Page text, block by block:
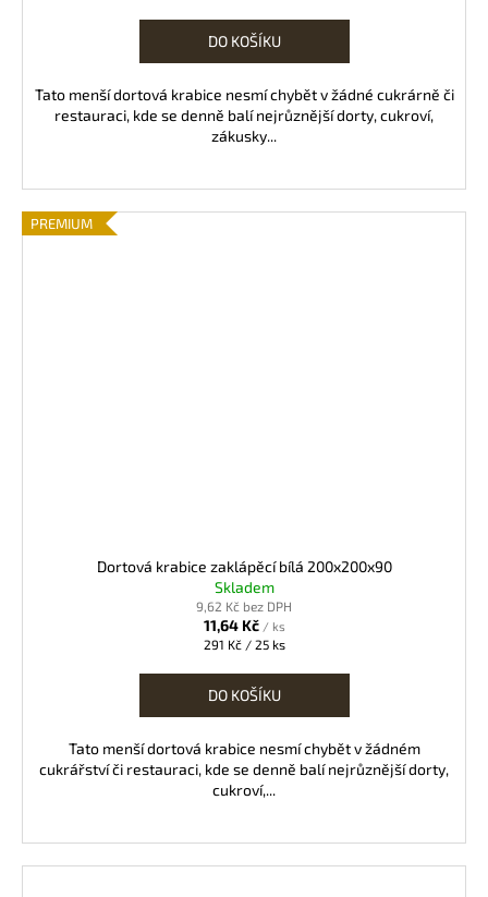
DO KOŠÍKU
Tato menší dortová krabice nesmí chybět v žádné cukrárně či
restauraci, kde se denně balí nejrůznější dorty, cukroví,
zákusky...
PREMIUM
Dortová krabice zaklápěcí bílá 200x200x90
Skladem
9,62 Kč bez DPH
11,64 Kč / ks
Měrná
291 Kč / 25 ks
DO KOŠÍKU
Tato menší dortová krabice nesmí chybět v žádném
cukrářství či restauraci, kde se denně balí nejrůznější dorty,
cukroví,...